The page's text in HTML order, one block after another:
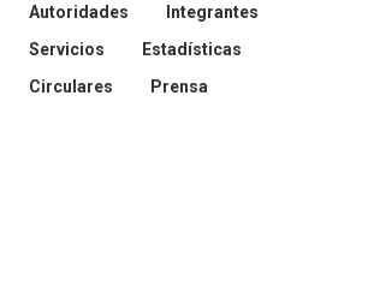
Autoridades
Integrantes
Servicios
Estadísticas
Circulares
Prensa